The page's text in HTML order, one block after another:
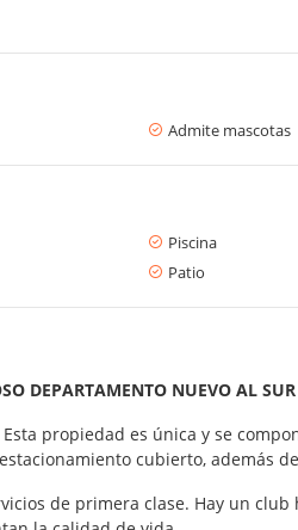
Admite mascotas
Piscina
Patio
DEPARTAMENTO NUEVO AL
propiedad es única y se
cubierto, además
de primera clase. Hay un